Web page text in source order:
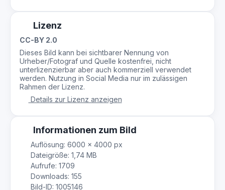
Lizenz
CC-BY 2.0
Dieses Bild kann bei sichtbarer Nennung von
Urheber/Fotograf und Quelle kostenfrei, nicht
unterlizenzierbar aber auch kommerziell verwendet
werden. Nutzung in Social Media nur im zulässigen
Rahmen der Lizenz.
Details zur Lizenz anzeigen
Informationen zum Bild
Auflösung: 6000 × 4000 px
Dateigröße: 1,74 MB
Aufrufe: 1709
Downloads: 155
Bild-ID: 1005146